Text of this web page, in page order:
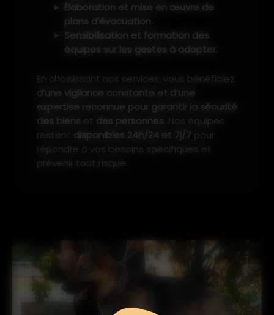
Élaboration et mise en œuvre de
plans d’évacuation.
Sensibilisation et formation des
équipes sur les gestes à adopter.
En choisissant nos services, vous bénéficiez
d’une vigilance constante et d’une
expertise reconnue pour garantir la sécurité
des biens et des personnes
. Nos équipes
disponibles 24h/24 et 7j/7 pour
répondre à vos besoins spécifiques et
prévenir tout risque.